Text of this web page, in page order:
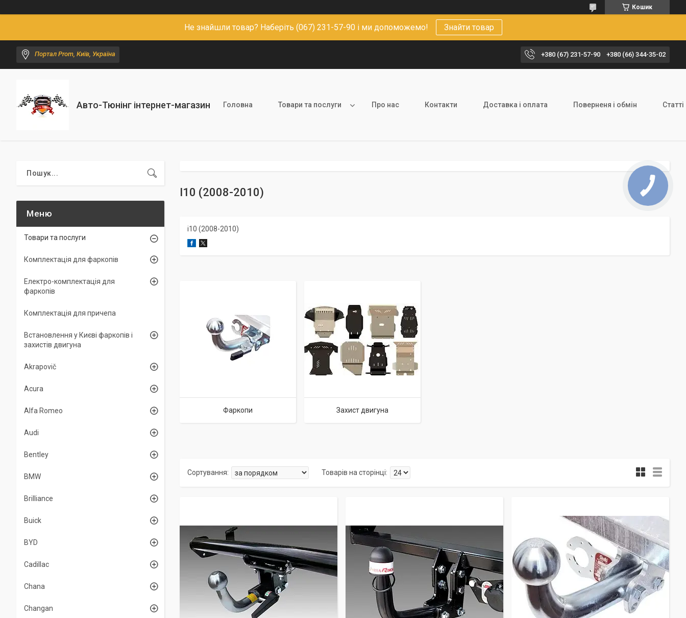
Кошик
Не знайшли товар? Наберіть (067) 231-57-90 і ми допоможемо! Знайти товар
Портал Prom, Київ, Україна +380 (67) 231-57-90 +380 (66) 344-35-02
Авто-Тюнінг інтернет-магазин Головна Товари та послуги Про нас Контакти Доставка і оплата Поверненя і обмін Статті
I10 (2008-2010)
i10 (2008-2010)
Фаркопи Захист двигуна
Товари та послуги
Комплектація для фаркопів
Електро-комплектація для
фаркопів
Комплектація для причепа
Встановлення у Києві фаркопів і
захистів двигуна
Akrapovič
Acura
Alfa Romeo
Audi
Bentley
BMW
Brilliance
Buick
BYD
Cadillac
Chana
Changan